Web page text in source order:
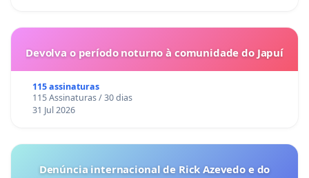
Devolva o período noturno à comunidade do Japuí
115 assinaturas
115 Assinaturas / 30 dias
31 Jul 2026
Denúncia internacional de Rick Azevedo e do